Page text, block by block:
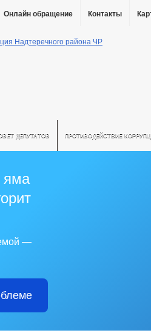
Онлайн обращение Контакты
ДЕПУТАТОВ ПРОТИВОДЕЙСТВИЕ
яма
—